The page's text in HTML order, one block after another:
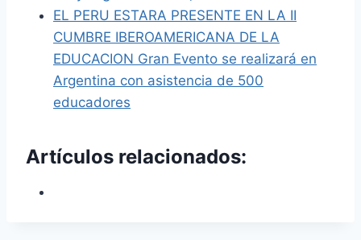
EL PERU ESTARA PRESENTE EN LA II
CUMBRE IBEROAMERICANA DE LA
EDUCACION Gran Evento se realizará en
Argentina con asistencia de 500
educadores
Artículos relacionados: